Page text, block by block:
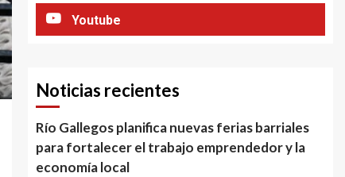
Youtube
Noticias recientes
Río Gallegos planifica nuevas ferias barriales
para fortalecer el trabajo emprendedor y la
economía local